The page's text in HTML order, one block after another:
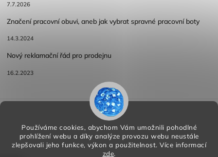
Používáme cookies, abychom Vám umožnili pohodlné
prohlížení webu a díky analýze provozu webu neustále
zlepšovali jeho funkce, výkon a použitelnost. Více informací
zde.
7.7.2026
Značení pracovní obuvi, aneb jak vybrat spravné pracovní boty
14.3.2024
Nový reklamační řád pro prodejnu
16.2.2023
Reklamace a vracení zboží
Podmínky ochrany osobních údajů